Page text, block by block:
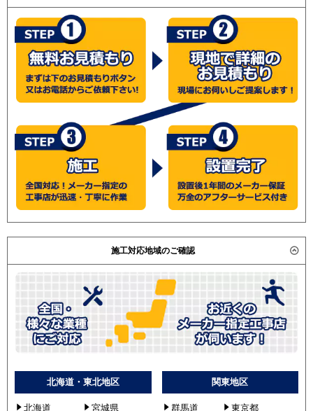
施工対応地域のご確認
北海道・東北地区
北海道 宮城県
関東地区
群馬道 東京都